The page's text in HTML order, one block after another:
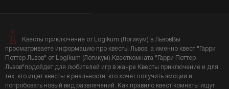
Квесты приключение от Logikum (Логикум) в ЛьвовВы
просматриваете информацию про квесты Львов, а именно квест "Гарри
Поттер Львов" от Logikum (Логикум).Квесткомната "Гарри Поттер
Львов"подойдет для любителей игр в жанре Квесты приключение и для
тех, кто ищет квесты в реальности, кто хочет получить эмоции и
попробовать новый вид развлечений. Как правило квест комнаты ищут